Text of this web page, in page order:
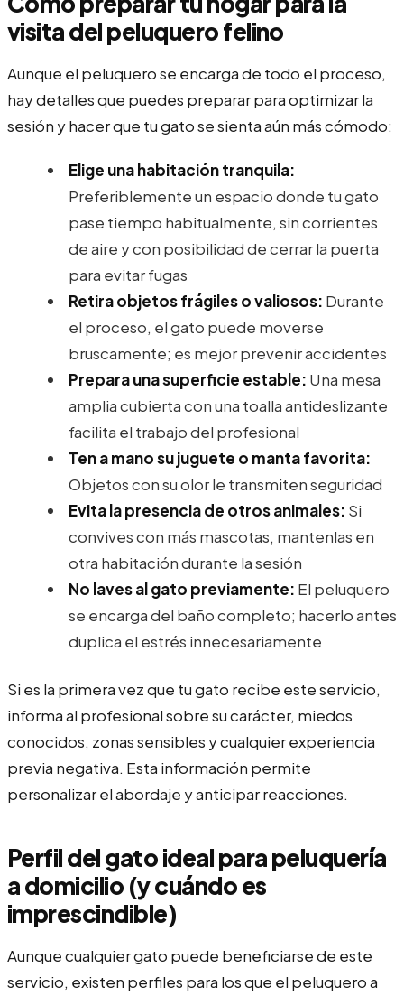
visita del peluquero felino
Aunque el peluquero se encarga de todo el proceso,
hay detalles que puedes preparar para optimizar la
sesión y hacer que tu gato se sienta aún más cómodo:
Elige una habitación tranquila:
Preferiblemente un espacio donde tu gato
pase tiempo habitualmente, sin corrientes
de aire y con posibilidad de cerrar la puerta
para evitar fugas
Retira objetos frágiles o valiosos: Durante
el proceso, el gato puede moverse
bruscamente; es mejor prevenir accidentes
Prepara una superficie estable: Una mesa
amplia cubierta con una toalla antideslizante
facilita el trabajo del profesional
Ten a mano su juguete o manta favorita:
Objetos con su olor le transmiten seguridad
Evita la presencia de otros animales: Si
convives con más mascotas, mantenlas en
otra habitación durante la sesión
No laves al gato previamente: El peluquero
se encarga del baño completo; hacerlo antes
duplica el estrés innecesariamente
Si es la primera vez que tu gato recibe este servicio,
informa al profesional sobre su carácter, miedos
conocidos, zonas sensibles y cualquier experiencia
previa negativa. Esta información permite
personalizar el abordaje y anticipar reacciones.
Perfil del gato ideal para peluquería
a domicilio (y cuándo es
imprescindible)
Aunque cualquier gato puede beneficiarse de este
servicio, existen perfiles para los que el peluquero a